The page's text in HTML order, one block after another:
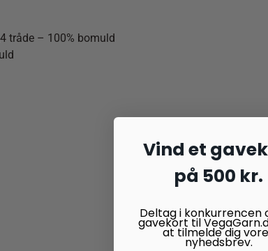
tråde – 100% bomuld
Vind et
på 500 kr.
Deltag i konkurrencen
gavekort til
at tilmelde dig
nyhedsbrev.